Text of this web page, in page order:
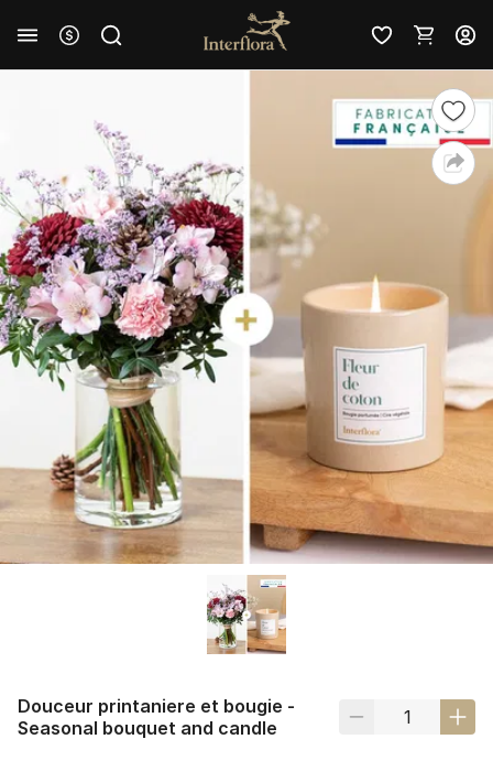
Douceur printaniere et bougie -
Seasonal bouquet and candle